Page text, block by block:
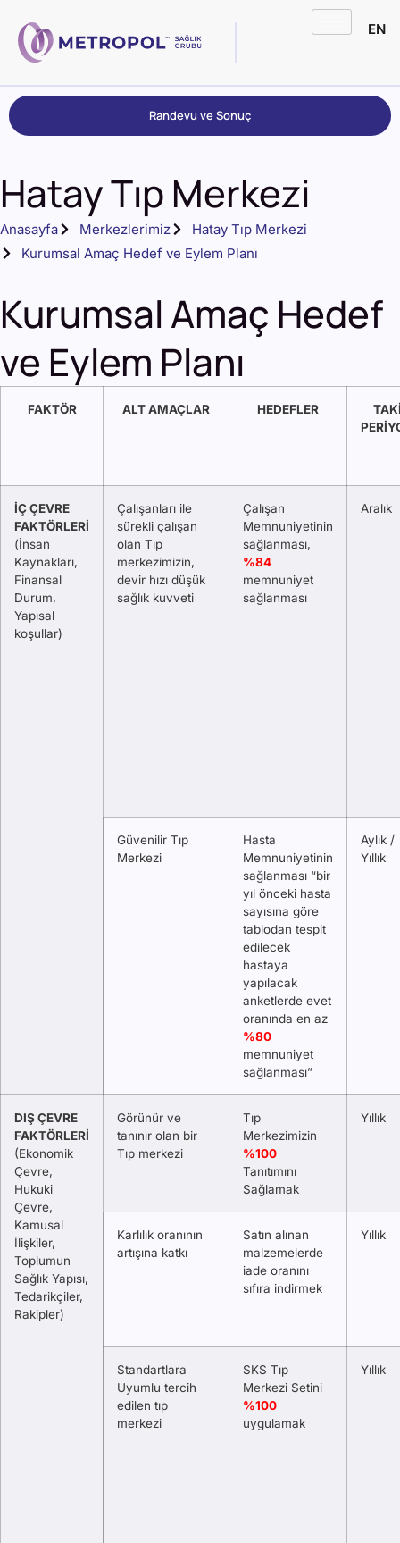
EN
Randevu ve Sonuç
Hatay Tıp Merkezi
Anasayfa Merkezlerimiz
Hatay Tıp Merkezi
Kurumsal Amaç Hedef ve Eylem Planı
Kurumsal Amaç Hedef
ve Eylem Planı
FAKTÖR ALT AMAÇLAR HEDEFLER
İÇ ÇEVRE
FAKTÖRLERİ
(İnsan
Kaynakları,
Finansal
Durum,
Yapısal
koşullar)
Çalışanları ile
sürekli çalışan
olan Tıp
merkezimizin,
devir hızı düşük
sağlık kuvveti
Çalışan
Memnuniyetinin
sağlanması,
%84
memnuniyet
sağlanması
Aralık
Güvenilir Tıp
Merkezi
Hasta
Memnuniyetinin
sağlanması “bir
yıl önceki hasta
sayısına göre
tablodan tespit
edilecek
hastaya
yapılacak
anketlerde evet
oranında en az
%80
memnuniyet
sağlanması”
Aylık /
Yıllık
DIŞ ÇEVRE
FAKTÖRLERİ
(Ekonomik
Çevre,
Hukuki
Çevre,
Kamusal
İlişkiler,
Toplumun
Sağlık Yapısı,
Tedarikçiler,
Rakipler)
Görünür ve
tanınır olan bir
Tıp merkezi
Tıp
Merkezimizin
%100
Tanıtımını
Sağlamak
Yıllık
Karlılık oranının
artışına katkı
Satın alınan
malzemelerde
iade oranını
sıfıra indirmek
Yıllık
Standartlara
Uyumlu tercih
edilen tıp
merkezi
SKS Tıp
Merkezi Setini
%100
uygulamak
Yıllık